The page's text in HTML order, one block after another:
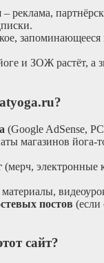
– реклама,
запоминающееся
и ЗОЖ растёт, а
(Google AdSense,
магазинов йога-
(мерч, электронные
постов (если
сайт?